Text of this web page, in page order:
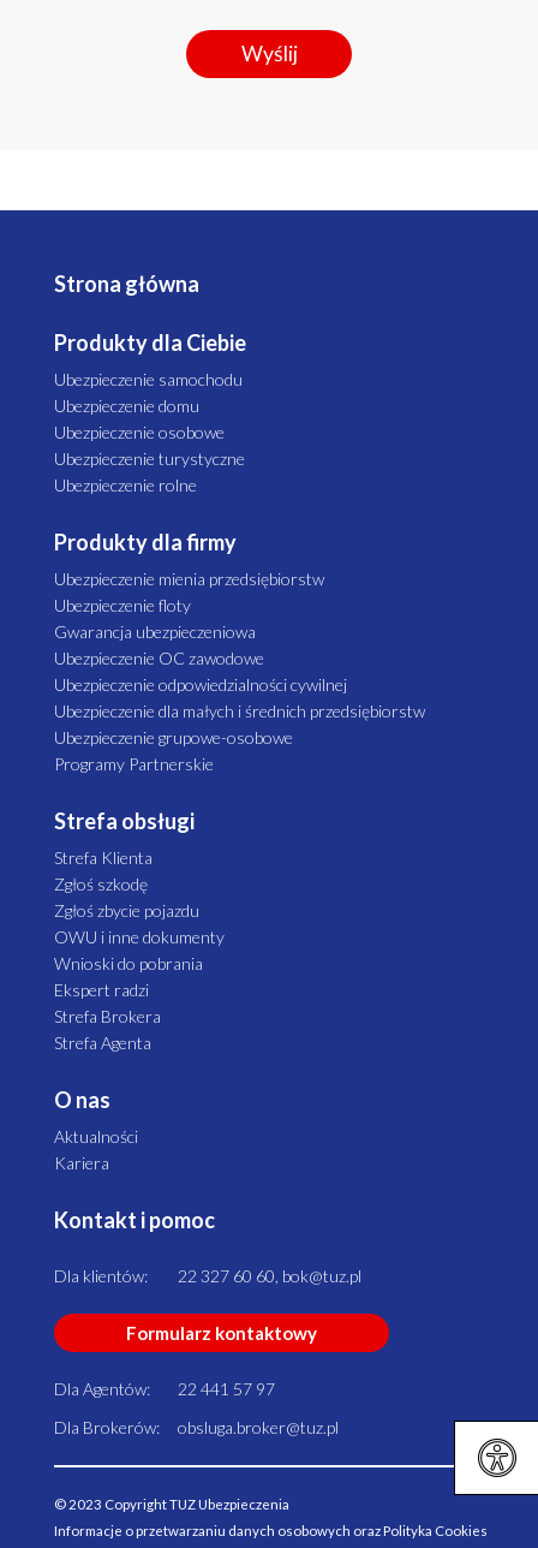
Strona główna
Produkty dla Ciebie
Ubezpieczenie samochodu
Ubezpieczenie domu
Ubezpieczenie osobowe
Ubezpieczenie turystyczne
Ubezpieczenie rolne
Produkty dla firmy
Ubezpieczenie mienia przedsiębiorstw
Ubezpieczenie floty
Gwarancja ubezpieczeniowa
Ubezpieczenie OC zawodowe
Ubezpieczenie odpowiedzialności cywilnej
Ubezpieczenie dla małych i średnich przedsiębiorstw
Ubezpieczenie grupowe-osobowe
Programy Partnerskie
Strefa obsługi
Strefa Klienta
Zgłoś szkodę
Zgłoś zbycie pojazdu
OWU i inne dokumenty
Wnioski do pobrania
Ekspert radzi
Strefa Brokera
Strefa Agenta
O nas
Aktualności
Kariera
Kontakt i pomoc
Dla klientów: 22 327 60 60, bok@tuz.pl
Formularz kontaktowy
Dla Agentów:
22 441 57 97
Dla Brokerów:
obsluga.broker@tuz.pl
© 2023 Copyright TUZ Ubezpieczenia
Informacje o przetwarzaniu danych osobowych oraz Polityka Cookies